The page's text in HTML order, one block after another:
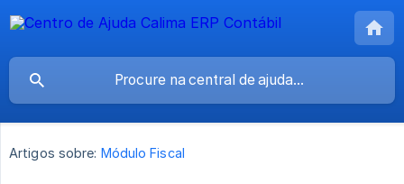
Artigos sobre: Módulo Fiscal